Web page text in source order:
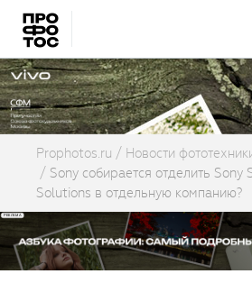
Prophotos.ru Новости
Sony собирается отделить Sony
Solutions в отдельную компанию?